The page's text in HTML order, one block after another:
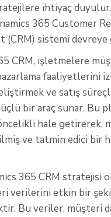
ihtiyaç
365 Customer
(CRM) sistemi devreye
CRM, işletmelere
faaliyetlerini
ve satış
bir araç sunar. Bu
hale getirerek,
ve tatmin edici bir
365 CRM stratejisi
verilerini etkin bir
Bu veriler, müşteri